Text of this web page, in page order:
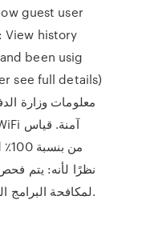
guest user
View history
been usig
see full details)
نظرًا لأنه: يتم
لمكافحة البرامج الضارة ولم يتم اكتشاف أية فيروسات.